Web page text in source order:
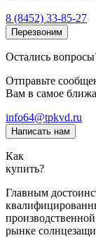
8 (8452) 33-85-27
Перезвоним
Остались
Отправьте
Вам в самое
info64@tpkvd.ru
Написать нам
Как
купить?
Главным
рынке